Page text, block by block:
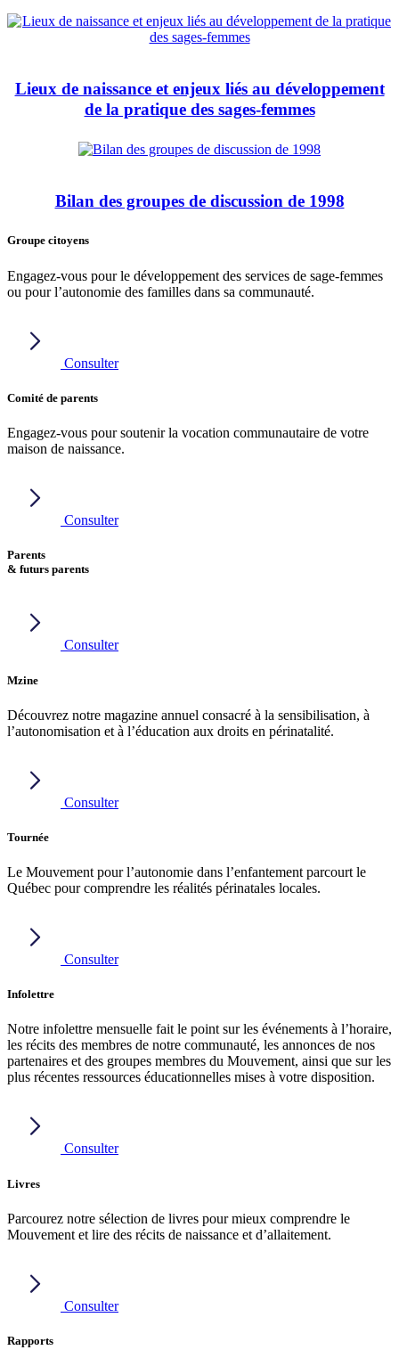
Lieux de naissance et enjeux liés au développement
de la pratique des sages-femmes
Bilan des groupes de discussion de 1998
Groupe citoyens
Engagez-vous pour le développement des services de sage-femmes
ou pour l’autonomie des familles dans sa communauté.
Consulter
Comité de parents
Engagez-vous pour soutenir la vocation communautaire de votre
maison de naissance.
Consulter
Parents
& futurs parents
Consulter
Mzine
Découvrez notre magazine annuel consacré à la sensibilisation, à
l’autonomisation et à l’éducation aux droits en périnatalité.
Consulter
Tournée
Le Mouvement pour l’autonomie dans l’enfantement parcourt le
Québec pour comprendre les réalités périnatales locales.
Consulter
Infolettre
Notre infolettre mensuelle fait le point sur les événements à l’horaire,
les récits des membres de notre communauté, les annonces de nos
partenaires et des groupes membres du Mouvement, ainsi que sur les
plus récentes ressources éducationnelles mises à votre disposition.
Consulter
Livres
Parcourez notre sélection de livres pour mieux comprendre le
Mouvement et lire des récits de naissance et d’allaitement.
Consulter
Rapports